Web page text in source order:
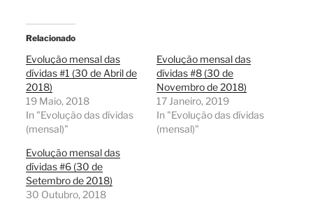
Relacionado
Evolução mensal das
dívidas #1 (30 de Abril de
2018)
19 Maio, 2018
In "Evolução das dívidas
(mensal)"
Evolução mensal das
dívidas #8 (30 de
Novembro de 2018)
17 Janeiro, 2019
In "Evolução das dívidas
(mensal)"
Evolução mensal das
dívidas #6 (30 de
Setembro de 2018)
30 Outubro, 2018